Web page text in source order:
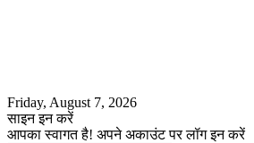
Friday, August 7, 2026
साइन इन करें
आपका स्वागत है! अपने अकाउंट पर लॉग इन करें